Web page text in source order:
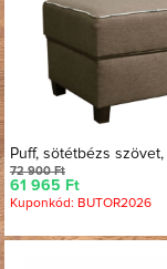
Puff, sötétbézs szövet,
72 900 Ft
61 965 Ft
Kuponkód: BUTOR2026